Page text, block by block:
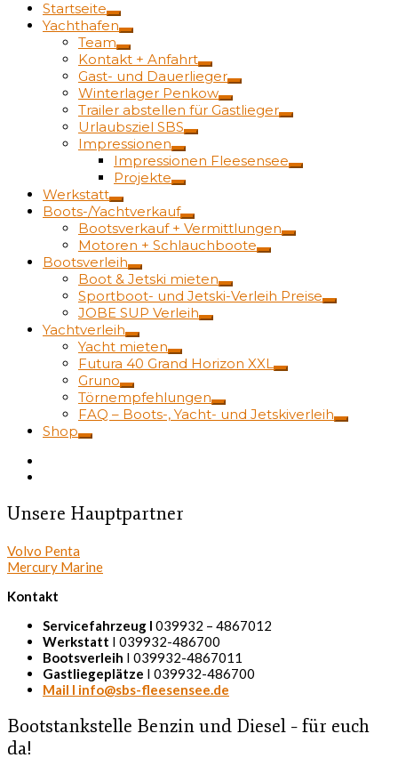
Startseite
Yachthafen
Team
Kontakt + Anfahrt
Gast- und Dauerlieger
Winterlager Penkow
Trailer abstellen für Gastlieger
Urlaubsziel SBS
Impressionen
Impressionen Fleesensee
Projekte
Werkstatt
Boots-/Yachtverkauf
Bootsverkauf + Vermittlungen
Motoren + Schlauchboote
Bootsverleih
Boot & Jetski mieten
Sportboot- und Jetski-Verleih Preise
JOBE SUP Verleih
Yachtverleih
Yacht mieten
Futura 40 Grand Horizon XXL
Gruno
Törnempfehlungen
FAQ – Boots-, Yacht- und Jetskiverleih
Shop
Unsere Hauptpartner
Volvo Penta
Mercury Marine
Kontakt
Servicefahrzeug I 039932 – 4867012
Werkstatt I 039932-486700
Bootsverleih I 039932-4867011
Gastliegeplätze I 039932-486700
Mail I info@sbs-fleesensee.de
Bootstankstelle Benzin und Diesel – für euch
da!